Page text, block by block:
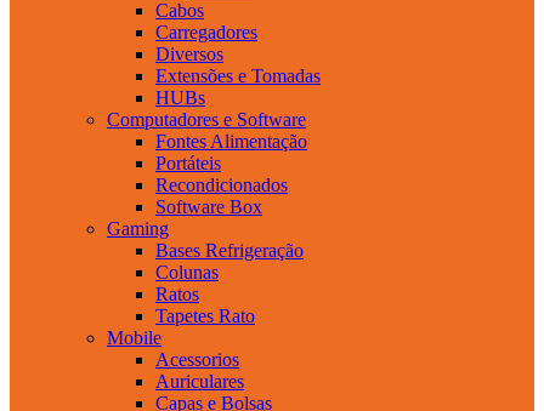
Cabos
Carregadores
Diversos
Extensões e Tomadas
HUBs
Computadores e Software
Fontes Alimentação
Portáteis
Recondicionados
Software Box
Gaming
Bases Refrigeração
Colunas
Ratos
Tapetes Rato
Mobile
Acessorios
Auriculares
Capas e Bolsas